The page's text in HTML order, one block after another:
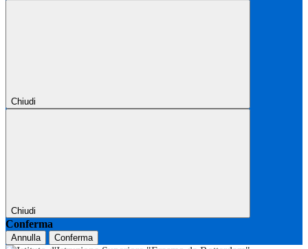
Chiudi
Chiudi
Conferma
Annulla Conferma